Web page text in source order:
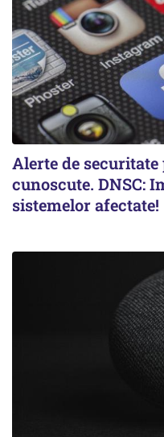
Alerte de
cunoscute. DNSC:
sistemelor afectate!